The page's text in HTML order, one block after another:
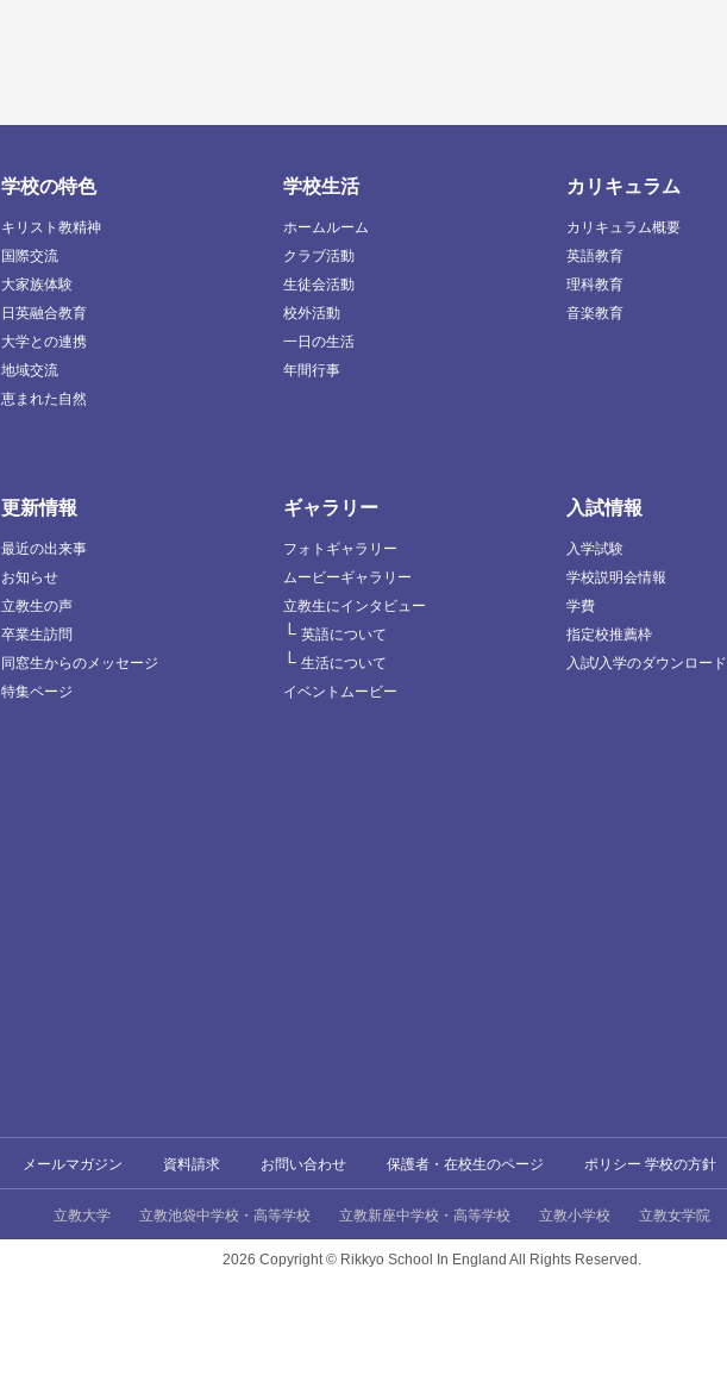
学校の特色
キリスト教精神
国際交流
大家族体験
日英融合教育
大学との連携
地域交流
恵まれた自然
学校生活
ホームルーム
クラブ活動
生徒会活動
校外活動
一日の生活
年間行事
カリキュラム
カリキュラム概要
英語教育
理科教育
音楽教育
更新情報
最近の出来事
お知らせ
立教生の声
卒業生訪問
同窓生からのメッセージ
特集ページ
ギャラリー
フォトギャラリー
ムービーギャラリー
立教生にインタビュー
└ 英語について
└ 生活について
イベントムービー
入試情報
入学試験
学校説明会情報
学費
指定校推薦枠
入試/入学のダウンロード
メールマガジン 資料請求 お問い合わせ 保護者・在校生のページ ポリシー 学校の方針
立教大学 立教池袋中学校・高等学校 立教新座中学校・高等学校 立教小学校 立教女学院
2026 Copyright © Rikkyo School In England All Rights Reserved.